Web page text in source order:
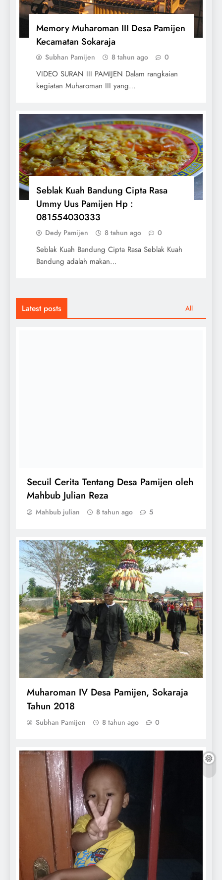
Memory Muharoman III Desa Pamijen
Kecamatan Sokaraja
Subhan Pamijen 8 tahun ago 0
VIDEO SURAN III PAMIJEN Dalam rangkaian
kegiatan Muharoman III yang…
Seblak Kuah Bandung Cipta Rasa
Ummy Uus Pamijen Hp :
081554030333
Dedy Pamijen 8 tahun ago 0
Seblak Kuah Bandung Cipta Rasa Seblak Kuah
Bandung adalah makan…
Latest posts All
Secuil Cerita Tentang Desa Pamijen oleh
Mahbub Julian Reza
Mahbub julian 8 tahun ago 5
Muharoman IV Desa Pamijen, Sokaraja
Tahun 2018
Subhan Pamijen 8 tahun ago 0